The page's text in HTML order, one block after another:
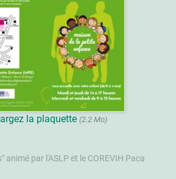
la plaquette (2.2 Mo)
animé par l'ASLP et le COREVIH Paca